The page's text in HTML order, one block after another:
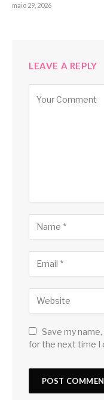
maio 29, 2026
LEAVE A REPLY
Save my
for the next time I